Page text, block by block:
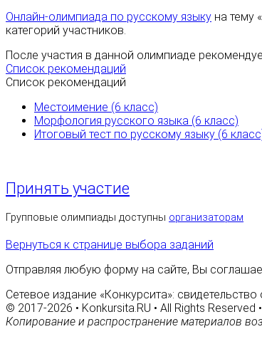
Онлайн-олимпиада по русскому языку на тему «
категорий участников.
После участия в данной олимпиаде
Список рекомендаций
Список рекомендаций
Местоимение (6 класс)
Морфология русского языка (6 класс)
Итоговый тест по русскому языку (6
Принять участие
Групповые олимпиады доступны организаторам
Вернуться к странице выбора заданий
Отправляя любую форму на сайте, Вы
Сетевое издание «Конкурсита»:
© 2017-2026 • Konkursita.RU • All Rights
Копирование и распространение материалов